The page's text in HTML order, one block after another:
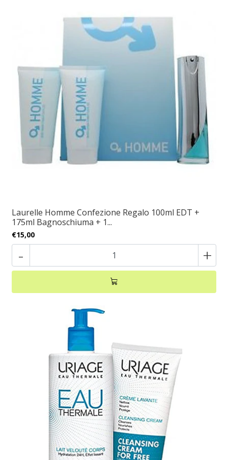
Laurelle Homme Confezione Regalo 100ml EDT +
175ml Bagnoschiuma + 1...
€15,00
- +